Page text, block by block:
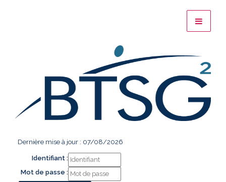
Dernière mise à jour : 07/08/2026
Identifiant :
Mot de passe :